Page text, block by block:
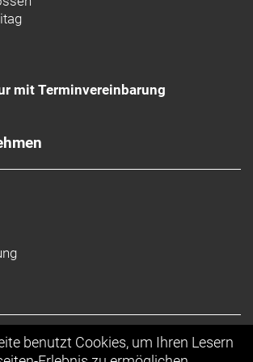
sorgt.
Platinum Aluminium, Removable
(RIB 2.0), konisches Steuerrohr,
Steuersatz, per Mino Link
verstellbares
34,9 mm Sitzrohr, ABP, UDH,
Steckachse, 160
Aluminium
1
mit Terminvereinbarung
benutzt Cookies, um Ihren Lesern